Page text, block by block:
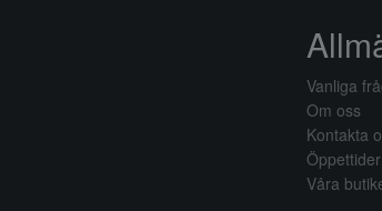
Vanliga
Om oss
Kontakta
Öppettider
Våra